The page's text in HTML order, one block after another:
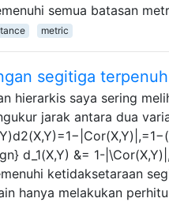
semua batasan
metric
segitiga
hierarkis saya sering
jarak antara dua
d_1(X,Y) &= 1-
ketidaksetaraan
hanya melakukan